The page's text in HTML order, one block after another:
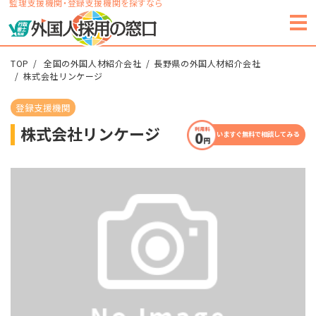
監理支援機関・登録支援機関を探すなら
TOP 全国の外国人材紹介会社
長野県の外国人材紹介会社
株式会社リンケージ
登録支援機関
株式会社リンケージ いますぐ無料で相談してみる